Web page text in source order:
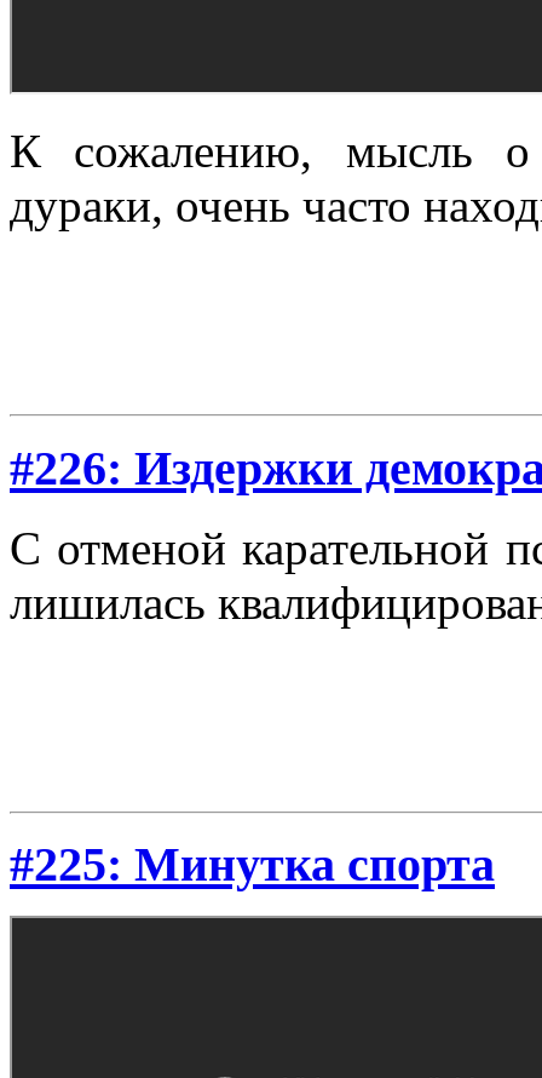
К сожалению, мысль о
дураки, очень часто
#226: Издержки
С отменой карательной
лишилась
#225: Минутка спорта